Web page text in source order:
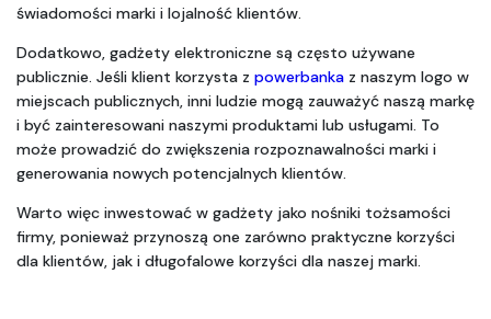
świadomości marki i lojalność klientów.
Dodatkowo, gadżety elektroniczne są często używane
publicznie. Jeśli klient korzysta z powerbanka z naszym logo w
miejscach publicznych, inni ludzie mogą zauważyć naszą markę
i być zainteresowani naszymi produktami lub usługami. To
może prowadzić do zwiększenia rozpoznawalności marki i
generowania nowych potencjalnych klientów.
Warto więc inwestować w gadżety jako nośniki tożsamości
firmy, ponieważ przynoszą one zarówno praktyczne korzyści
dla klientów, jak i długofalowe korzyści dla naszej marki.